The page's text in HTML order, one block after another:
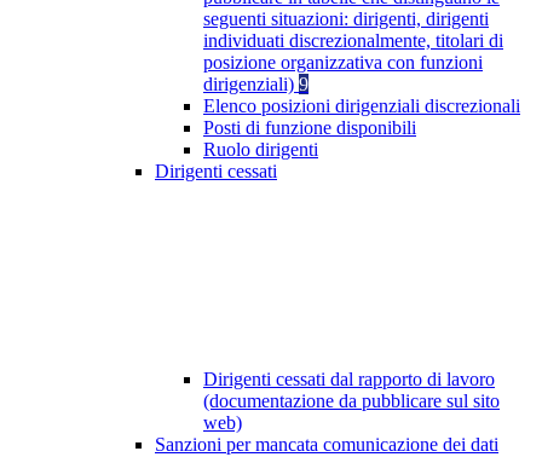
seguenti situazioni: dirigenti, dirigenti
individuati discrezionalmente, titolari di
posizione organizzativa con funzioni
dirigenziali) 9
Elenco posizioni dirigenziali discrezionali
Posti di funzione disponibili
Ruolo dirigenti
Dirigenti cessati
Dirigenti cessati dal rapporto di lavoro
(documentazione da pubblicare sul sito
web)
Sanzioni per mancata comunicazione dei dati